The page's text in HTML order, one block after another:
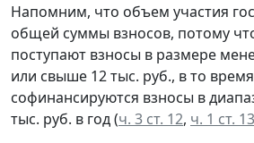
Напомним, что объем участия
общей суммы взносов, потому
поступают взносы в размере
или свыше 12 тыс. руб., в то
софинансируются взносы в
тыс. руб. в год (ч. 3 ст. 12, ч. 1 ст.